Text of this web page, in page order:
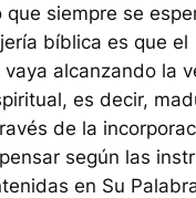
que siempre se
bíblica es que el
vaya alcanzando la
es decir,
de la
según las
en Su